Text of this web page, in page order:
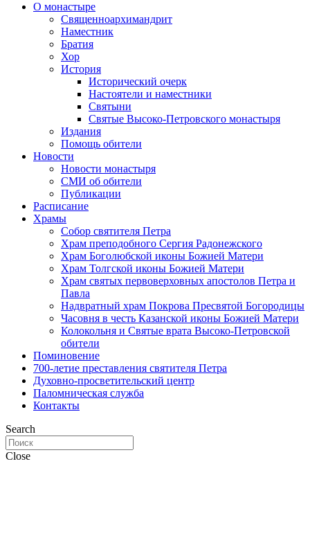
О монастыре
Священноархимандрит
Наместник
Братия
Хор
История
Исторический очерк
Настоятели и наместники
Святыни
Святые Высоко-Петровского монастыря
Издания
Помощь обители
Новости
Новости монастыря
СМИ об обители
Публикации
Расписание
Храмы
Собор святителя Петра
Храм преподобного Сергия Радонежского
Храм Боголюбской иконы Божией Матери
Храм Толгской иконы Божией Матери
Храм святых первоверховных апостолов Петра и
Павла
Надвратный храм Покрова Пресвятой Богородицы
Часовня в честь Казанской иконы Божией Матери
Колокольня и Святые врата Высоко-Петровской
обители
Поминовение
700-летие преставления святителя Петра
Духовно-просветительский центр
Паломническая служба
Контакты
Search
Close